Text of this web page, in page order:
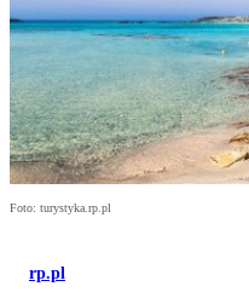
Foto: turystyka.rp.pl
rp.pl